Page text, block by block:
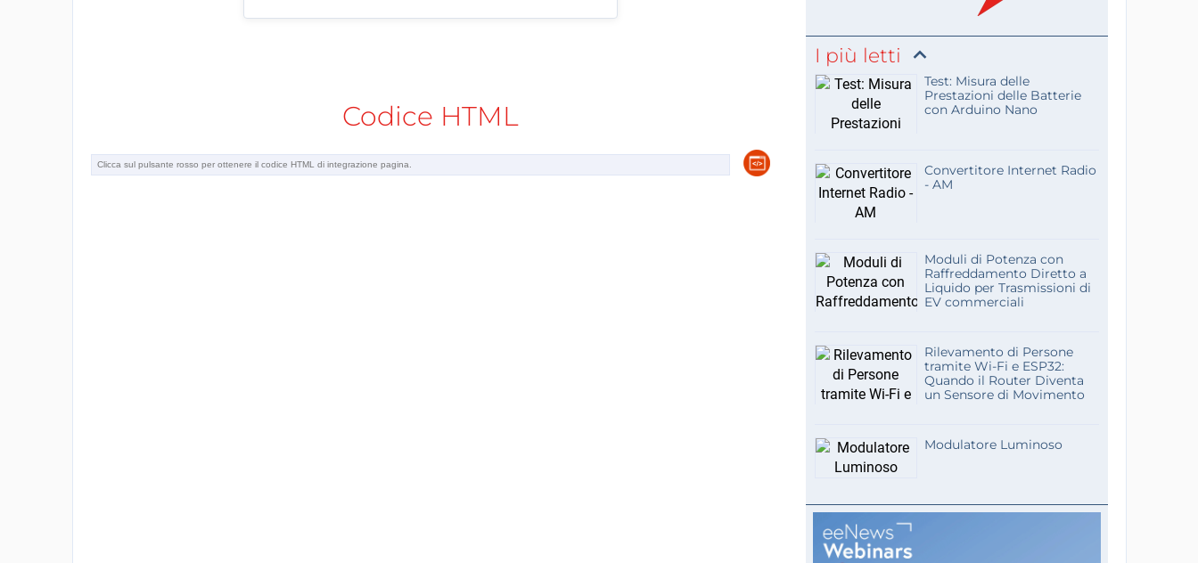
Codice HTML
I più letti
Test: Misura delle
Prestazioni delle Batterie
con Arduino Nano
Convertitore Internet Radio
- AM
Moduli di Potenza con
Raffreddamento Diretto a
Liquido per Trasmissioni di
EV commerciali
Rilevamento di Persone
tramite Wi-Fi e ESP32:
Quando il Router Diventa
un Sensore di Movimento
Modulatore Luminoso